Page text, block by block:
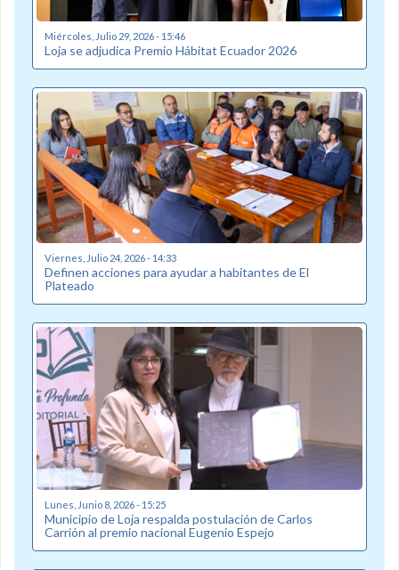
Miércoles, Julio 29, 2026 - 15:46
Loja se adjudica Premio Hábitat Ecuador 2026
Viernes, Julio 24, 2026 - 14:33
Definen acciones para ayudar a habitantes de El
Plateado
Lunes, Junio 8, 2026 - 15:25
Municipio de Loja respalda postulación de Carlos
Carrión al premio nacional Eugenio Espejo